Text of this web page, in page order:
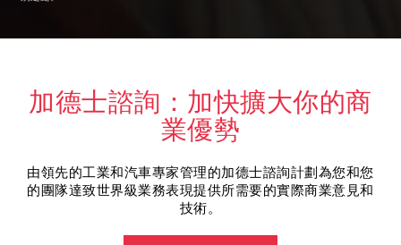
加德士諮詢：加快擴大你的商
業優勢
由領先的工業和汽車專家管理的加德士諮詢計劃為您和您
的團隊達致世界級業務表現提供所需要的實際商業意見和
技術。